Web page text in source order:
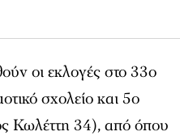
οι εκλογές στο 33ο
σχολείο και 5ο
Κωλέττη 34), από όπου